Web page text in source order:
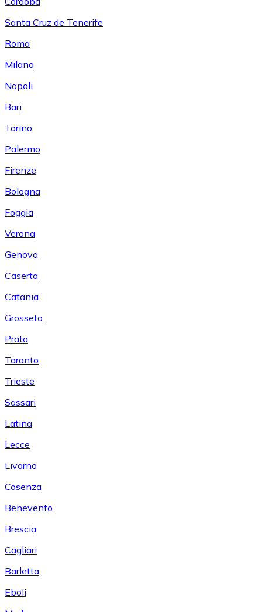
Santa Cruz de Tenerife
Roma
Milano
Napoli
Bari
Torino
Palermo
Firenze
Bologna
Foggia
Verona
Genova
Caserta
Catania
Grosseto
Prato
Taranto
Trieste
Sassari
Latina
Lecce
Livorno
Cosenza
Benevento
Brescia
Cagliari
Barletta
Eboli